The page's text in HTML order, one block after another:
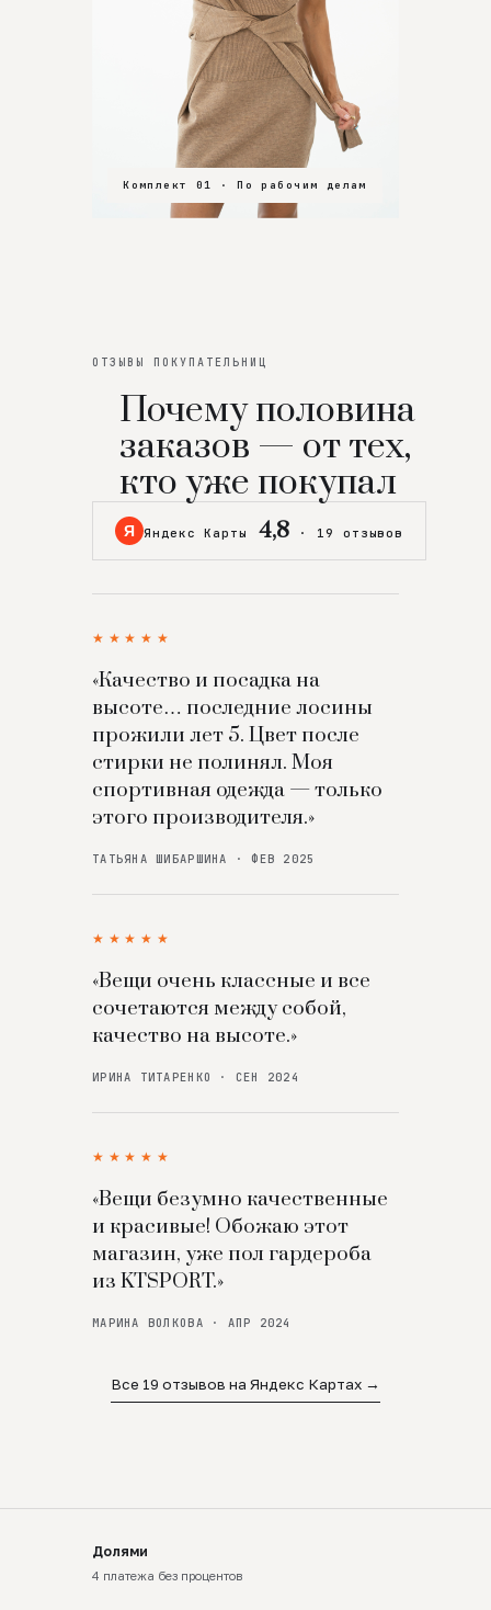
Комплект 01 · По рабочим делам
Комплект 02 · В зал
Комплект 03 · На особенный вечер
ОТЗЫВЫ ПОКУПАТЕЛЬНИЦ
Почему половина
заказов — от тех,
кто уже покупал
Я Яндекс Карты 4,8 · 19 отзывов
★★★★★
«Качество и посадка на
высоте… последние лосины
прожили лет 5. Цвет после
стирки не полинял. Моя
спортивная одежда — только
этого производителя.»
ТАТЬЯНА ШИБАРШИНА · ФЕВ 2025
★★★★★
«Вещи очень классные и все
сочетаются между собой,
качество на высоте.»
ИРИНА ТИТАРЕНКО · СЕН 2024
★★★★★
«Вещи безумно качественные
и красивые! Обожаю этот
магазин, уже пол гардероба
из KTSPORT.»
МАРИНА ВОЛКОВА · АПР 2024
Все 19 отзывов на Яндекс Картах →
Долями
4 платежа без процентов